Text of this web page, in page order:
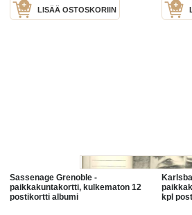
LISÄÄ OSTOSKORIIN
Sassenage Grenoble -
paikkakuntakortti, kulkematon 12
postikortti albumi
kpl